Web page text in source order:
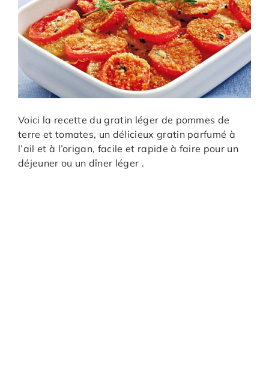
Voici la recette du gratin léger de pommes de
terre et tomates, un délicieux gratin parfumé à
l’ail et à l’origan, facile et rapide à faire pour un
déjeuner ou un dîner léger .